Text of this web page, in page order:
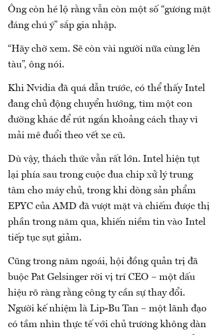
Ông còn hé lộ rằng vẫn còn một số “gương mặt
đáng chú ý” sắp gia nhập.
“Hãy chờ xem. Sẽ còn vài người nữa cùng lên
tàu”, ông nói.
Khi Nvidia đã quá dẫn trước, có thể thấy Intel
đang chủ động chuyển hướng, tìm một con
đường khác để rút ngắn khoảng cách thay vì
mải mê đuổi theo vết xe cũ.
Dù vậy, thách thức vẫn rất lớn. Intel hiện tụt
lại phía sau trong cuộc đua chip xử lý trung
tâm cho máy chủ, trong khi dòng sản phẩm
EPYC của AMD đã vượt mặt và chiếm được thị
phần trong năm qua, khiến niềm tin vào Intel
tiếp tục sụt giảm.
Cũng trong năm ngoái, hội đồng quản trị đã
buộc Pat Gelsinger rời vị trí CEO – một dấu
hiệu rõ ràng rằng công ty cần sự thay đổi.
Người kế nhiệm là Lip-Bu Tan – một lãnh đạo
có tầm nhìn thực tế với chủ trương không dàn